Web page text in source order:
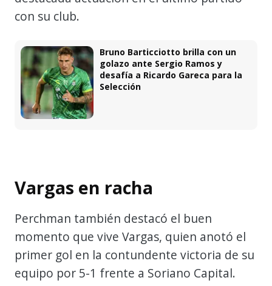
con su club.
Bruno Barticciotto brilla con un
golazo ante Sergio Ramos y
desafía a Ricardo Gareca para la
Selección
Vargas en racha
Perchman también destacó el buen
momento que vive Vargas, quien anotó el
primer gol en la contundente victoria de su
equipo por 5-1 frente a Soriano Capital.